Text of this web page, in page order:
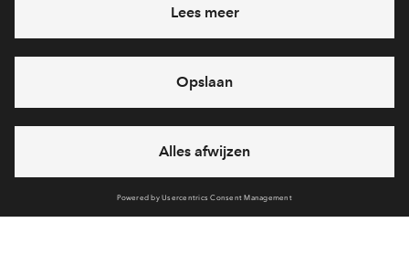
Heb je een vraag en wil je direct antwoord? Bel ons op088
712 21 37
6 dagen per week beschikbaar (behalve tijdens
feestdagen)
vandaag van 09:00 - 18:00 uur